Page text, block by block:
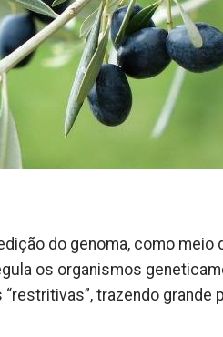
do genoma, como meio
os organismos
trazendo grande